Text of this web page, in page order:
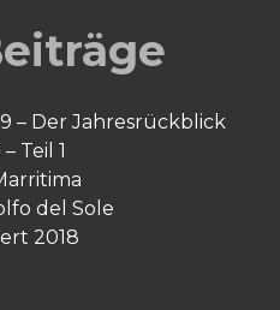
– Der Jahresrückblick
Teil 1
del Sole
2018